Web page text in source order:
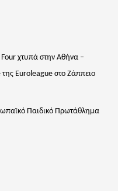
χτυπά στην Αθήνα –
Euroleague στο Ζάππειο
Παιδικό Πρωτάθλημα